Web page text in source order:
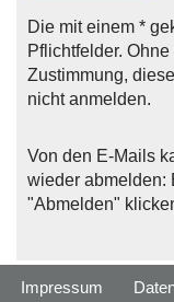
Die mit einem *
Pflichtfelder.
Zustimmung,
nicht anmelden.
Von den E-Mails
wieder abmelden:
"Abmelden"
Impressum